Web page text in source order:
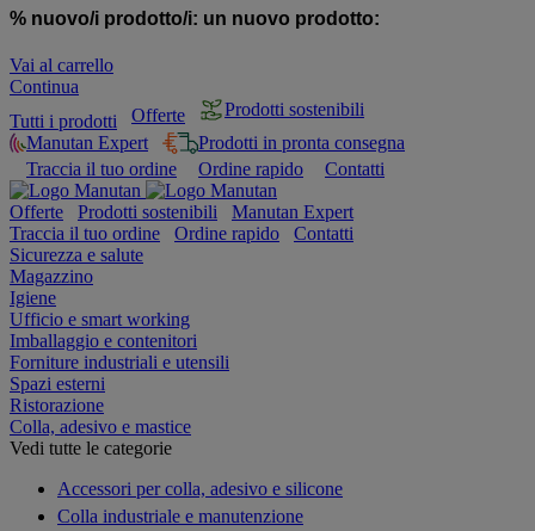
% nuovo/i prodotto/i: un nuovo prodotto:
Vai al carrello
Continua
Tutti i prodotti
Offerte
Prodotti sostenibili
Manutan Expert
Prodotti in pronta consegna
Traccia il tuo ordine
Ordine rapido Contatti
Offerte Prodotti sostenibili
Manutan Expert
Traccia il tuo ordine
Ordine rapido
Contatti
Sicurezza e salute
Magazzino
Igiene
Ufficio e smart working
Imballaggio e contenitori
Forniture industriali e utensili
Spazi esterni
Ristorazione
Colla, adesivo e mastice
Vedi tutte le categorie
Accessori per colla, adesivo e silicone
Colla industriale e manutenzione